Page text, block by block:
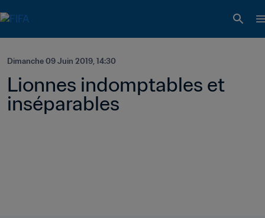
Dimanche 09 Juin 2019, 14:30
Lionnes indomptables et
inséparables